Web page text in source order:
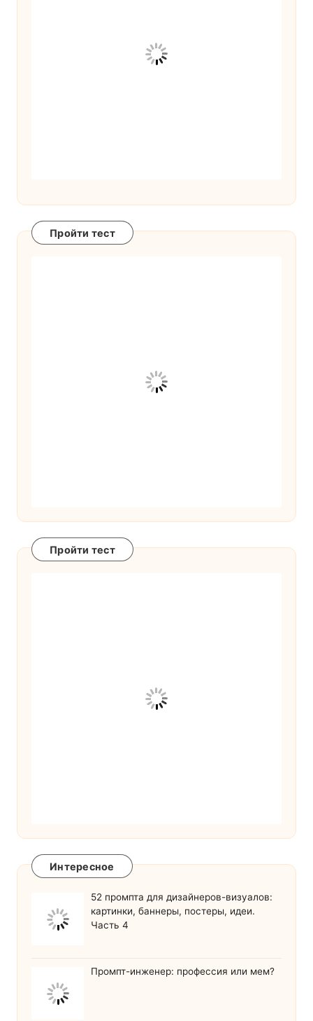
Пройти тест
Пройти тест
Интересное
52 промпта для дизайнеров-визуалов:
картинки, баннеры, постеры, идеи.
Часть 4
Промпт-инженер: профессия или мем?